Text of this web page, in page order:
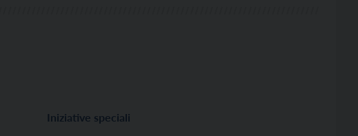
Iniziative speciali